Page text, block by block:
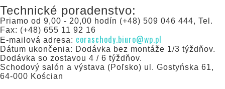
Technické poradenstvo:
Priamo od 9,00 - 20,00 hodín (+48) 509 046 444, Tel.
Fax: (+48) 655 11 92 16
E-mailová adresa: coraschody.biuro@wp.pl
Dátum ukončenia: Dodávka bez montáže 1/3 týždňov.
Dodávka so zostavou 4 / 6 týždňov.
Schodový salón a výstava (Poľsko) ul. Gostyńska 61,
64-000 Kościan